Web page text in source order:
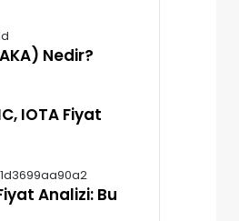
Nedir?
IOTA Fiyat
Analizi: Bu